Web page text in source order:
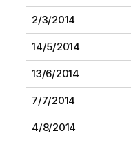
2/3/2014
14/5/2014
13/6/2014
7/7/2014
4/8/2014